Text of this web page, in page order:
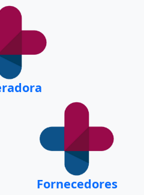
Fornecedores